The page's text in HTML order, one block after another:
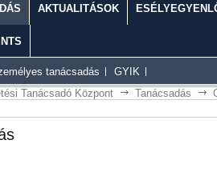
AKTUALITÁSOK
tanácsadás
GYIK
Tanácsadó Központ
Tanácsadás